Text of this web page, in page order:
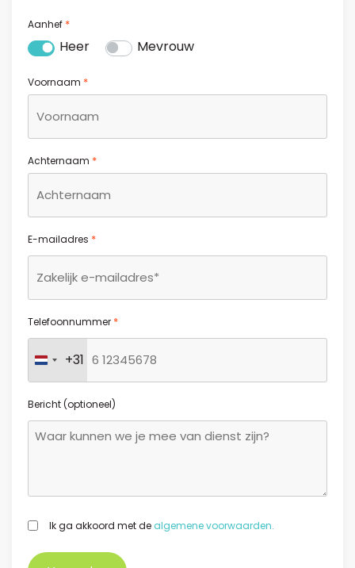
Aanhef *
Heer Mevrouw
Voornaam *
Achternaam *
E-mailadres *
Telefoonnummer *
Nederland +31
+31
Bericht (optioneel)
GDPRIk ga akkoord met de algemene voorwaarden.